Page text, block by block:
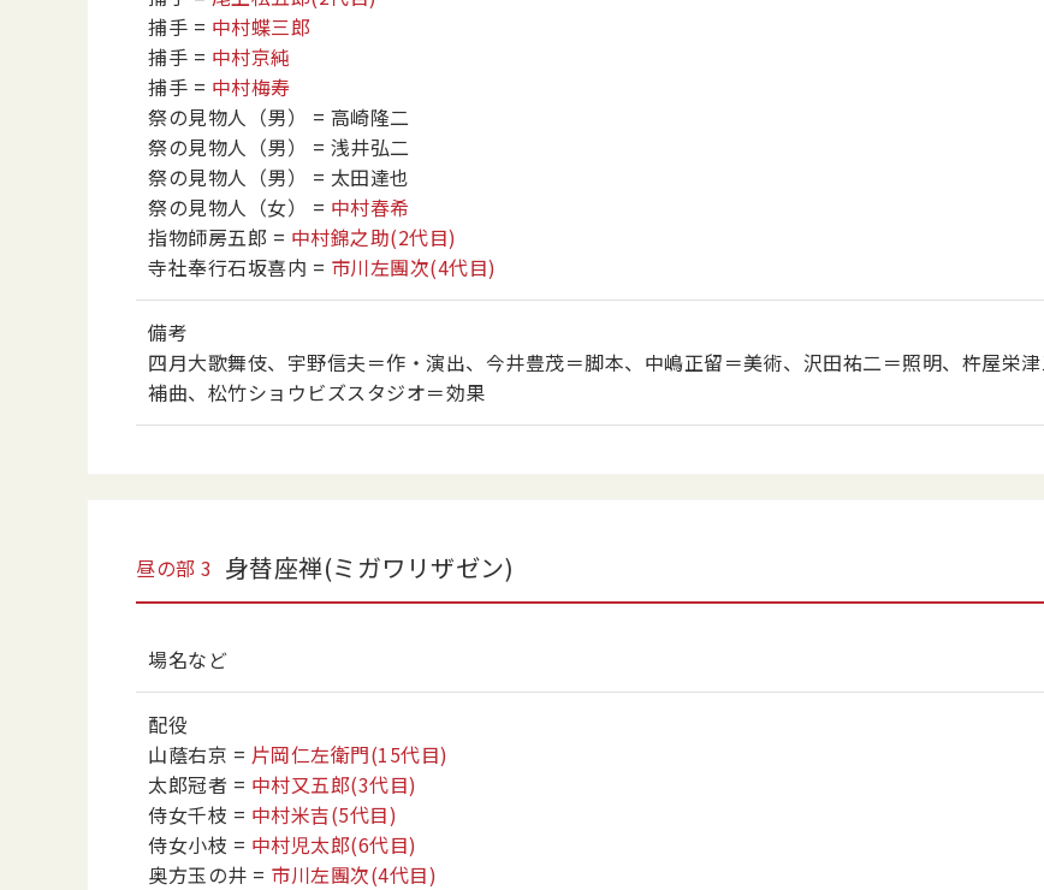
捕手 = 中村蝶三郎
捕手 = 中村京純
捕手 = 中村梅寿
祭の見物人（男）
= 高崎隆二
祭の見物人（男）
= 浅井弘二
祭の見物人（男）
= 太田達也
祭の見物人（女）
= 中村春希
指物師房五郎 = 中村錦之助(2代目)
寺社奉行石坂喜内 = 市川左團次(4代目)
備考
四月大歌舞伎、宇野信夫＝作・演出、今井豊茂＝脚本、中嶋正留＝美術、沢田祐二＝照明、杵屋栄
補曲、松竹ショウビズスタジオ＝効果
昼の部 3 身替座禅(ミガワリザゼン)
場名など
配役
山蔭右京 = 片岡仁左衛門(15代目)
太郎冠者 = 中村又五郎(3代目)
侍女千枝 = 中村米吉(5代目)
侍女小枝 = 中村児太郎(6代目)
奥方玉の井 = 市川左團次(4代目)